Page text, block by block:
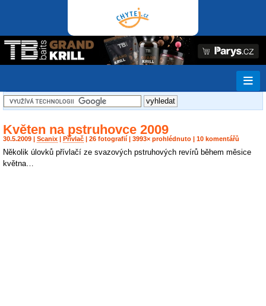
Květen na pstruhovce 2009
30.5.2009 | Scanix Přívlač | 26 fotografií | 3993× prohlédnuto | 10 komentářů
Několik úlovků přívlačí ze svazových pstruhových revírů během měsice
května…